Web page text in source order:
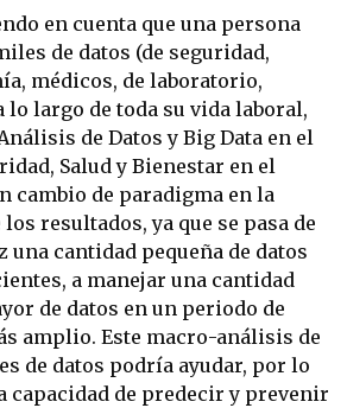
en cuenta que una persona
de datos (de seguridad,
médicos, de laboratorio,
lo largo de toda su vida laboral,
de Datos y Big Data en el
Salud y Bienestar en el
cambio de paradigma en la
resultados, ya que se pasa de
una cantidad pequeña de datos
a manejar una cantidad
de datos en un periodo de
amplio. Este macro-análisis de
de datos podría ayudar, por lo
capacidad de predecir y prevenir